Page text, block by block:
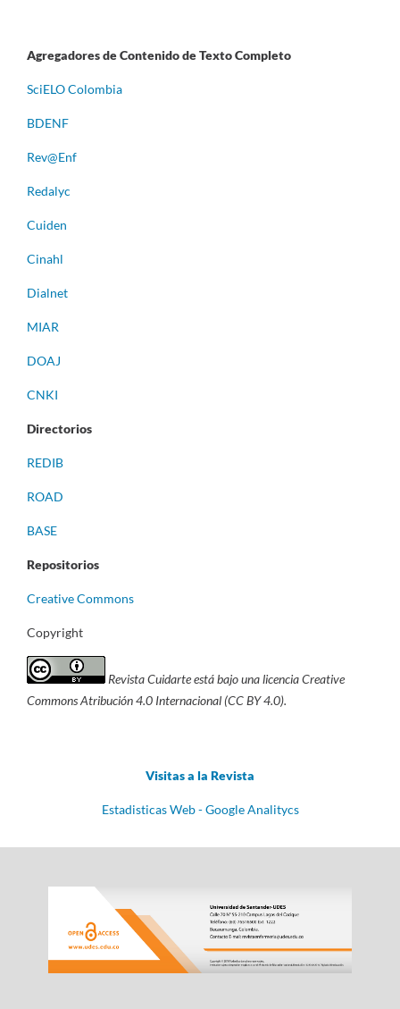
Agregadores de Contenido de Texto Completo
SciELO Colombia
BDENF
Rev@Enf
Redalyc
Cuiden
Cinahl
Dialnet
MIAR
DOAJ
CNKI
Directorios
REDIB
ROAD
BASE
Repositorios
Creative Commons
Copyright
Revista Cuidarte está bajo una licencia Creative
Commons Atribución 4.0 Internacional (CC BY 4.0).
Visitas a la Revista
Estadisticas Web - Google Analitycs